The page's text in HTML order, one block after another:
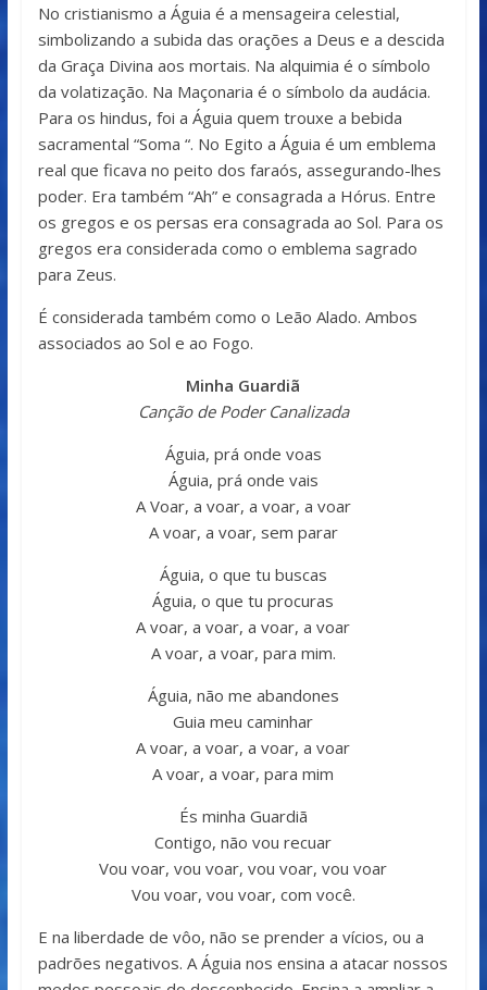
No cristianismo a Águia é a mensageira celestial,
simbolizando a subida das orações a Deus e a descida
da Graça Divina aos mortais. Na alquimia é o símbolo
da volatização. Na Maçonaria é o símbolo da audácia.
Para os hindus, foi a Águia quem trouxe a bebida
sacramental “Soma “. No Egito a Águia é um emblema
real que ficava no peito dos faraós, assegurando-lhes
poder. Era também “Ah” e consagrada a Hórus. Entre
os gregos e os persas era consagrada ao Sol. Para os
gregos era considerada como o emblema sagrado
para Zeus.
É considerada também como o Leão Alado. Ambos
associados ao Sol e ao Fogo.
Minha Guardiã
Canção de Poder Canalizada
Águia, prá onde voas
Águia, prá onde vais
A Voar, a voar, a voar, a voar
A voar, a voar, sem parar
Águia, o que tu buscas
Águia, o que tu procuras
A voar, a voar, a voar, a voar
A voar, a voar, para mim.
Águia, não me abandones
Guia meu caminhar
A voar, a voar, a voar, a voar
A voar, a voar, para mim
És minha Guardiã
Contigo, não vou recuar
Vou voar, vou voar, vou voar, vou voar
Vou voar, vou voar, com você.
E na liberdade de vôo, não se prender a vícios, ou a
padrões negativos. A Águia nos ensina a atacar nossos